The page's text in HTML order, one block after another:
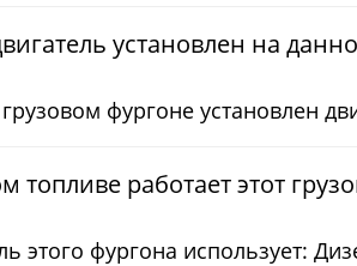
установлен на
фургоне установлен
топливе работает этот
этого фургона использует: